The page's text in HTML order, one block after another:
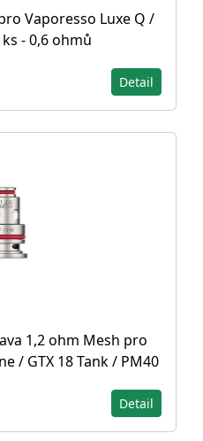
Vaporesso Luxe Q /
- 0,6 ohmů
Detail
1,2 ohm Mesh pro
/ GTX 18 Tank / PM40
Detail